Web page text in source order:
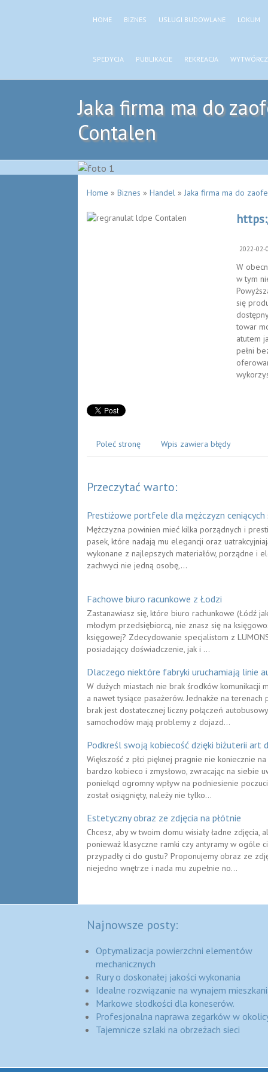
HOME BIZNES USŁUGI BUDOWLANE LOKUM
SPEDYCJA PUBLIKACJE REKREACJA
Jaka firma ma do
Contalen
Home » Biznes » Handel » Jaka firma ma do
2022-02-
W
w tym
się
towar
atutem
pełni
Poleć stronę Wpis zawiera błędy
Przeczytać warto:
Prestiżowe portfele dla mężczyzn ceniących
Mężczyzna powinien mieć kilka porządnych i
pasek, które nadają mu elegancji oraz
wykonane z najlepszych materiałów, porządne i
zachwyci nie jedną osobę,...
Fachowe biuro racunkowe z Łodzi
Zastanawiasz się, które biuro rachunkowe (Łódź
młodym przedsiębiorcą, nie znasz się na
księgowej? Zdecydowanie specjalistom z
posiadający doświadczenie, jak i ...
Dlaczego niektóre fabryki uruchamiają linie
W dużych miastach nie brak środków komunikacji
a nawet tysiące pasażerów. Jednakże na
brak jest dostatecznej liczny połączeń
samochodów mają problemy z dojazd...
Podkreśl swoją kobiecość dzięki biżuterii art
Większość z płci pięknej pragnie nie koniecznie
bardzo kobieco i zmysłowo, zwracając na siebie
poniekąd ogromny wpływ na podniesienie
został osiągnięty, należy nie tylko...
Estetyczny obraz ze zdjęcia na płótnie
Chcesz, aby w twoim domu wisiały ładne zdjęcia,
ponieważ klasyczne ramki czy antyramy w ogóle
przypadły ci do gustu? Proponujemy obraz ze
niejedno wnętrze i nada mu zupełnie no...
Najnowsze posty:
Optymalizacja powierzchni elementów
mechanicznych
Rury o doskonałej jakości wykonania
Idealne rozwiązanie na wynajem
Markowe słodkości dla koneserów.
Profesjonalna naprawa zegarków w
Tajemnicze szlaki na obrzeżach sieci